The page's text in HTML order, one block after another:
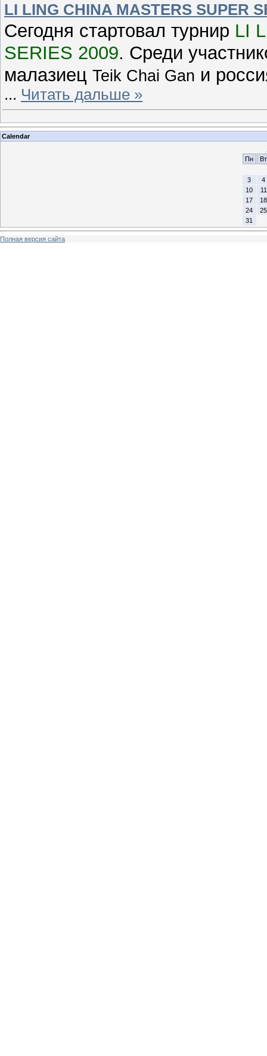
LI LING CHINA MASTERS SUPER
Сегодня стартовал турнир LI
SERIES 2009. Среди
малазиец Teik Chai Gan и
... Читать дальше »
Calendar
Пн
Вт
3
4
10
11
17
18
24
25
31
Полная версия сайта